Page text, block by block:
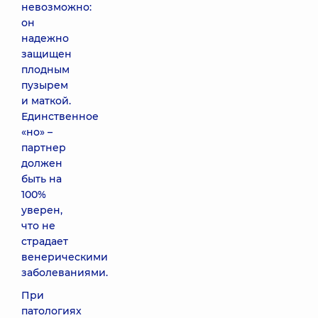
невозможно:
он
надежно
защищен
плодным
пузырем
и маткой.
Единственное
«но» –
партнер
должен
быть на
100%
уверен,
что не
страдает
венерическими
заболеваниями.
При
патологиях